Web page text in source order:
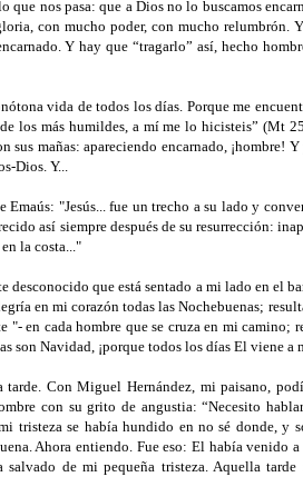
que nos pasa: que a Dios no lo buscamos
con mucho poder, con mucho relumbrón.
Y hay que “tragarlo” así, hecho
vida de todos los días. Porque me
los más humildes, a mí me lo hicisteis” (Mt
sus mañas: apareciendo encarnado, ¡hombre!
Dios. Y...
"Jesús... fue un trecho a su lado y
así siempre después de su resurrección:
la costa..."
desconocido que está sentado a mi lado en el
en mi corazón todas las Nochebuenas;
"- en cada hombre que se cruza en mi camino;
son Navidad, ¡porque todos los días El viene a
Con Miguel Hernández, mi paisano,
con su grito de angustia: “Necesito
tristeza se había hundido en no sé donde, y
Ahora entiendo. Fue eso: El había venido
salvado de mi pequeña tristeza. Aquella